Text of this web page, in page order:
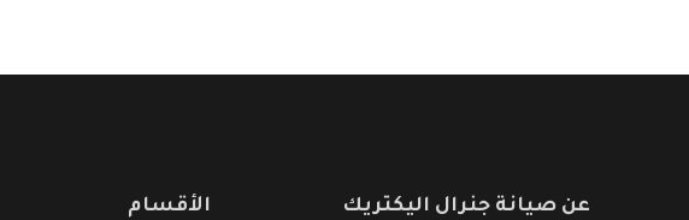
عن صيانة جنرال اليكتريك الأقسام